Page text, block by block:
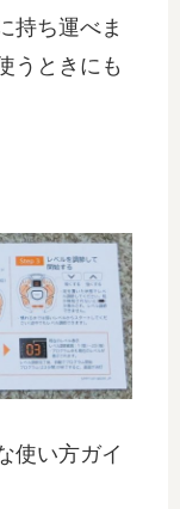
持ち運べま
うときにも
使い方ガイ